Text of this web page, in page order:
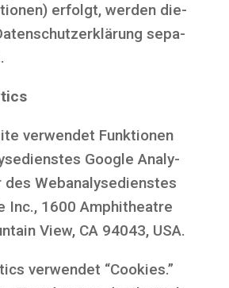
erfolgt, wer­den die­
sepa­
ver­wen­det Funk­tio­nen
Goog­le Ana­ly­
Web­ana­ly­se­diens­tes
Inc., 1600 Amphi­theat­re
View, CA 94043, USA.
ver­wen­det “Coo­kies.”